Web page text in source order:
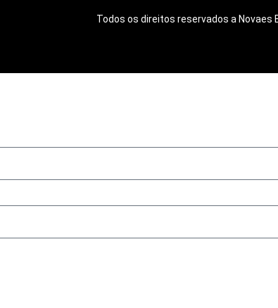
Todos os direitos reservados a Novaes